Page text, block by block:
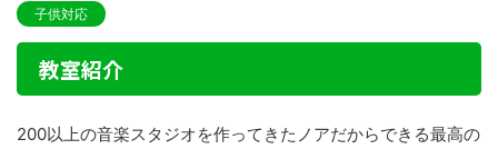
子供対応
教室紹介
200以上の音楽スタジオを作ってきたノアだからできる最高の